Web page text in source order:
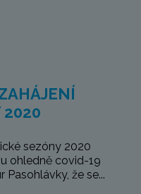
2020
sezóny 2020
ohledně covid-19
že se...